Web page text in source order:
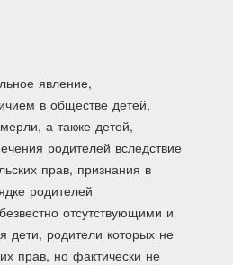
явление,
в обществе детей,
а также детей,
родителей вследствие
прав, признания в
родителей
отсутствующими и
дети, родители которых не
прав, но фактически не